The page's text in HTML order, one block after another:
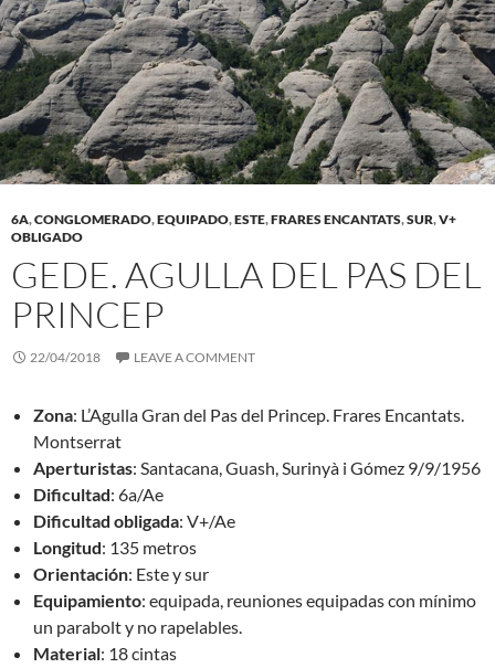
6A,CONGLOMERADO,EQUIPADO,ESTE,FRARES ENCANTATS,SUR,V+
OBLIGADO
GEDE. AGULLA DEL PAS DEL
PRINCEP
22/04/2018 LEAVE A COMMENT
Zona: L’Agulla Gran del Pas del Princep. Frares Encantats.
Montserrat
Aperturistas: Santacana, Guash, Surinyà i Gómez 9/9/1956
Dificultad: 6a/Ae
Dificultad obligada: V+/Ae
Longitud: 135 metros
Orientación: Este y sur
Equipamiento: equipada, reuniones equipadas con mínimo
un parabolt y no rapelables.
Material: 18 cintas